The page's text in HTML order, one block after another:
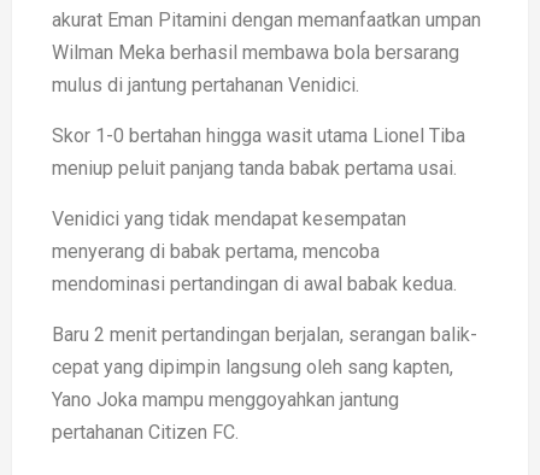
akurat Eman Pitamini dengan memanfaatkan umpan
Wilman Meka berhasil membawa bola bersarang
mulus di jantung pertahanan Venidici.
Skor 1-0 bertahan hingga wasit utama Lionel Tiba
meniup peluit panjang tanda babak pertama usai.
Venidici yang tidak mendapat kesempatan
menyerang di babak pertama, mencoba
mendominasi pertandingan di awal babak kedua.
Baru 2 menit pertandingan berjalan, serangan balik-
cepat yang dipimpin langsung oleh sang kapten,
Yano Joka mampu menggoyahkan jantung
pertahanan Citizen FC.